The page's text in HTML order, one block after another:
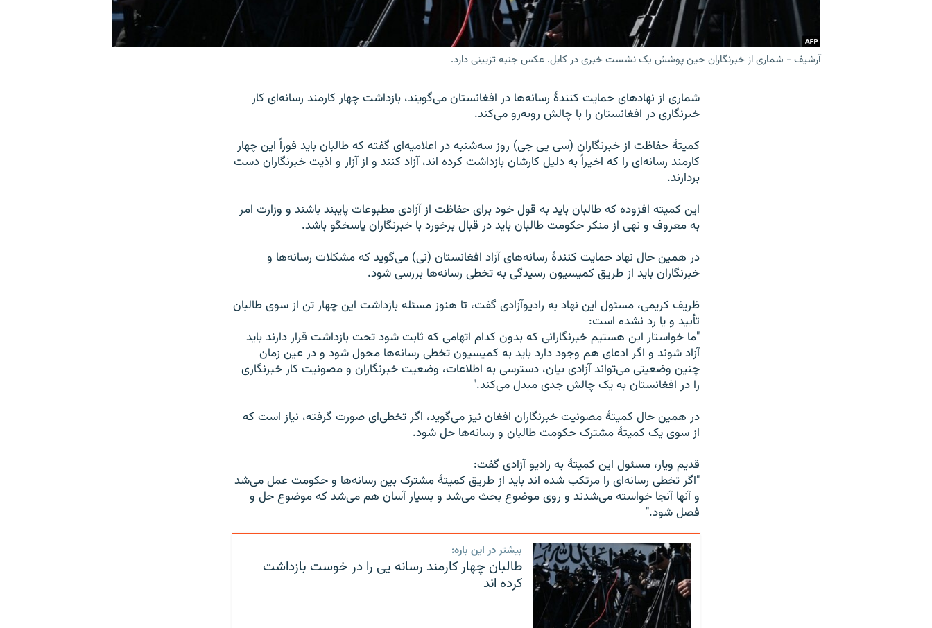
آرشیف - شماری از خبرنگاران حین پوشش یک نشست خبری در کابل. عکس جنبه تزیینی دارد.
شماری از نهادهای حمایت کنندۀ رسانه‌ها در افغانستان می‌گویند، بازداشت چهار کارمند رسانه‌ای کار
خبرنگاری در افغانستان را با چالش روبه‌رو می‌کند.
کمیتۀ حفاظت از خبرنگاران (سی پی جی) روز سه‌شنبه در اعلامیه‌ای گفته که طالبان باید فوراً این چهار
کارمند رسانه‌ای را که اخیراً به دلیل کارشان بازداشت کرده اند، آزاد کنند و از آزار و اذیت خبرنگاران دست
بردارند.
این کمیته افزوده که طالبان باید به قول خود برای حفاظت از آزادی مطبوعات پایبند باشند و وزارت امر
به معروف و نهی از منکر حکومت طالبان باید در قبال برخورد با خبرنگاران پاسخگو باشد.
در همین حال نهاد حمایت کنندۀ رسانه‌های آزاد افغانستان (نی) می‌گوید که مشکلات رسانه‌ها و
خبرنگاران باید از طریق کمیسیون رسیدگی به تخطی رسانه‌ها بررسی شود.
ظریف کریمی، مسئول این نهاد به رادیوآزادی گفت، تا هنوز مسئله بازداشت این چهار تن از سوی طالبان
تأیید و یا رد نشده است:
"ما خواستار این هستیم خبرنگارانی که بدون کدام اتهامی که ثابت شود تحت بازداشت قرار دارند باید
آزاد شوند و اگر ادعای هم وجود دارد باید به کمیسیون تخطی رسانه‌ها محول شود و در عین زمان
چنین وضعیتی می‌تواند آزادی بیان، دسترسی به اطلاعات، وضعیت خبرنگاران و مصونیت کار خبرنگاری
را در افغانستان به یک چالش جدی مبدل می‌کند."
در همین حال کمیتۀ مصونیت خبرنگاران افغان نیز می‌گوید، اگر تخطی‌ای صورت گرفته، نیاز است که
از سوی یک کمیتۀ مشترک حکومت طالبان و رسانه‌ها حل شود.
قدیم ویار، مسئول این کمیتۀ به رادیو آزادی گفت:
"اگر تخطی رسانه‌ای را مرتکب شده اند باید از طریق کمیتۀ مشترک بین رسانه‌ها و حکومت عمل می‌شد
و آنها آنجا خواسته می‌شدند و روی موضوع بحث می‌شد و بسیار آسان هم می‌شد که موضوع حل و
فصل شود."
بیشتر در این باره:
طالبان چهار کارمند رسانه یی را در خوست بازداشت
کرده اند